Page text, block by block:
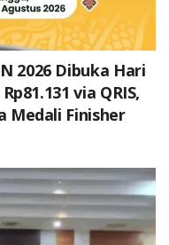
2026 Dibuka Hari
via QRIS,
Medali Finisher